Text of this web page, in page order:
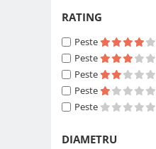
Acumulatori Foto
Acumulatori AA/AAA (R6/R3)) si
incarcatoare
Incarcatoare acumulatori Foto-
Tablete grafice
RATING
Peste
Peste
Peste
Peste
Peste
DIAMETRU